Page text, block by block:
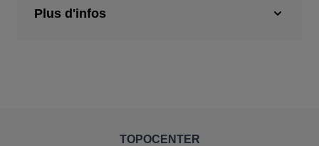
Plus d'infos
TOPOCENTER